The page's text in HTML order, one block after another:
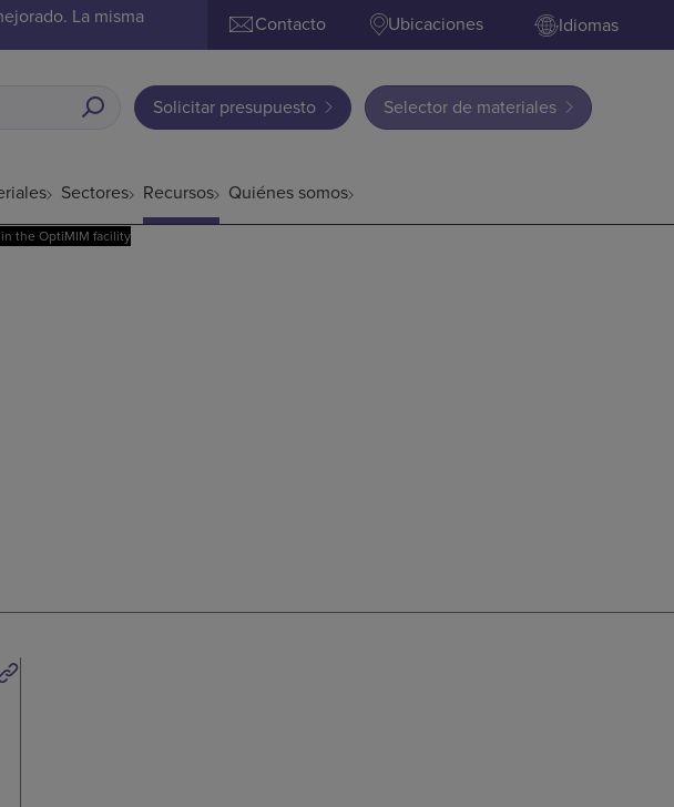
La misma Contacto Ubicaciones Idiomas
Solicitar presupuesto Selector de materiales
Sectores Recursos Quiénes somos